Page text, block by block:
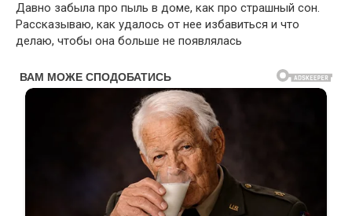
Давно забыла про пыль в доме, как про страшный сон.
Рассказываю, как удалось от нее избавиться и что
делаю, чтобы она больше не появлялась